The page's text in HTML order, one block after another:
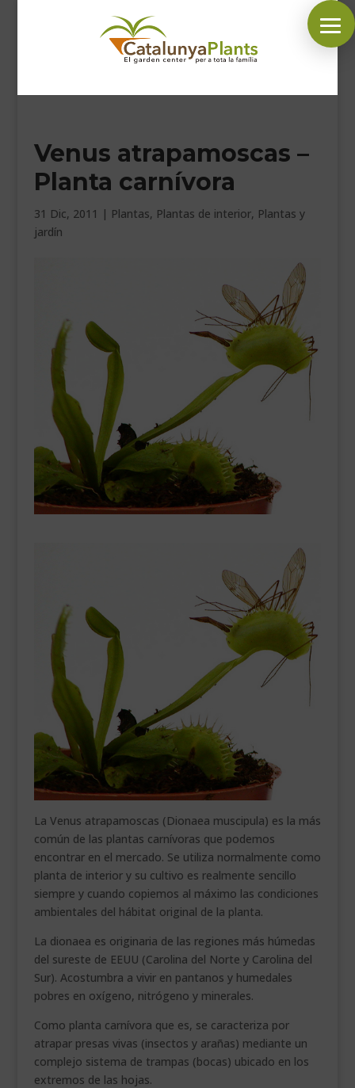
SÍGUENOS EN:
INICIO
PLANTAS
MASCOTAS
CONTACTAR
___________________________
VEURE EN CATALÀ
Venus atrapamoscas –
Planta carnívora
31 Dic, 2011 | Plantas, Plantas de interior, Plantas y
jardín
La Venus atrapamoscas (Dionaea muscipula) es la más
común de las plantas carnívoras que podemos
encontrar en el mercado. Se utiliza normalmente como
planta de interior y su cultivo es realmente sencillo
siempre y cuando copiemos al máximo las condiciones
ambientales del hábitat original de la planta.
La dionaea es originaria de las regiones más húmedas
del sureste de EEUU (Carolina del Norte y Carolina del
Sur). Acostumbra a vivir en pantanos y humedales
pobres en oxígeno, nitrógeno y minerales.
Como planta carnívora que es, se caracteriza por
atrapar presas vivas (insectos y arañas) mediante un
complejo sistema de trampas (bocas) ubicado en los
extremos de las hojas.